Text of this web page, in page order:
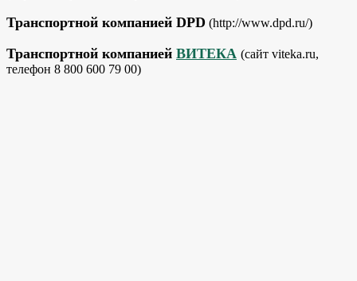
Транспортной компанией DPD (http://www.dpd.ru/)
Транспортной компанией ВИТЕКА (сайт viteka.ru,
телефон 8 800 600 79 00)